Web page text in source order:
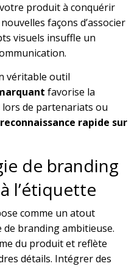
produit à conquérir
façons d’associer
visuels insuffle un
véritable outil
favorise la
de partenariats ou
reconnaissance rapide sur
de branding
l’étiquette
comme un atout
branding ambitieuse.
du produit et reflète
détails. Intégrer des